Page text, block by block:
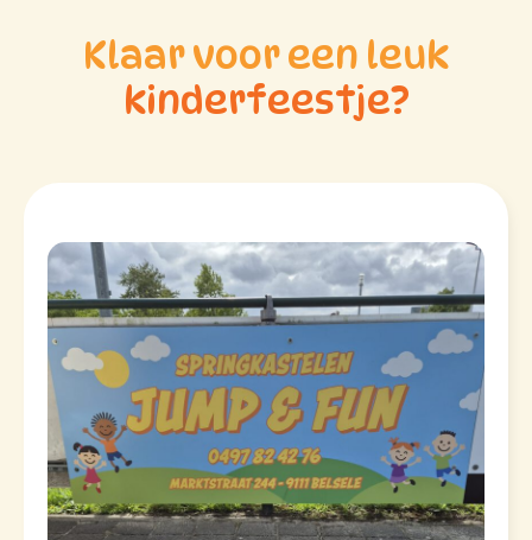
Klaar voor een leuk
kinderfeestje?